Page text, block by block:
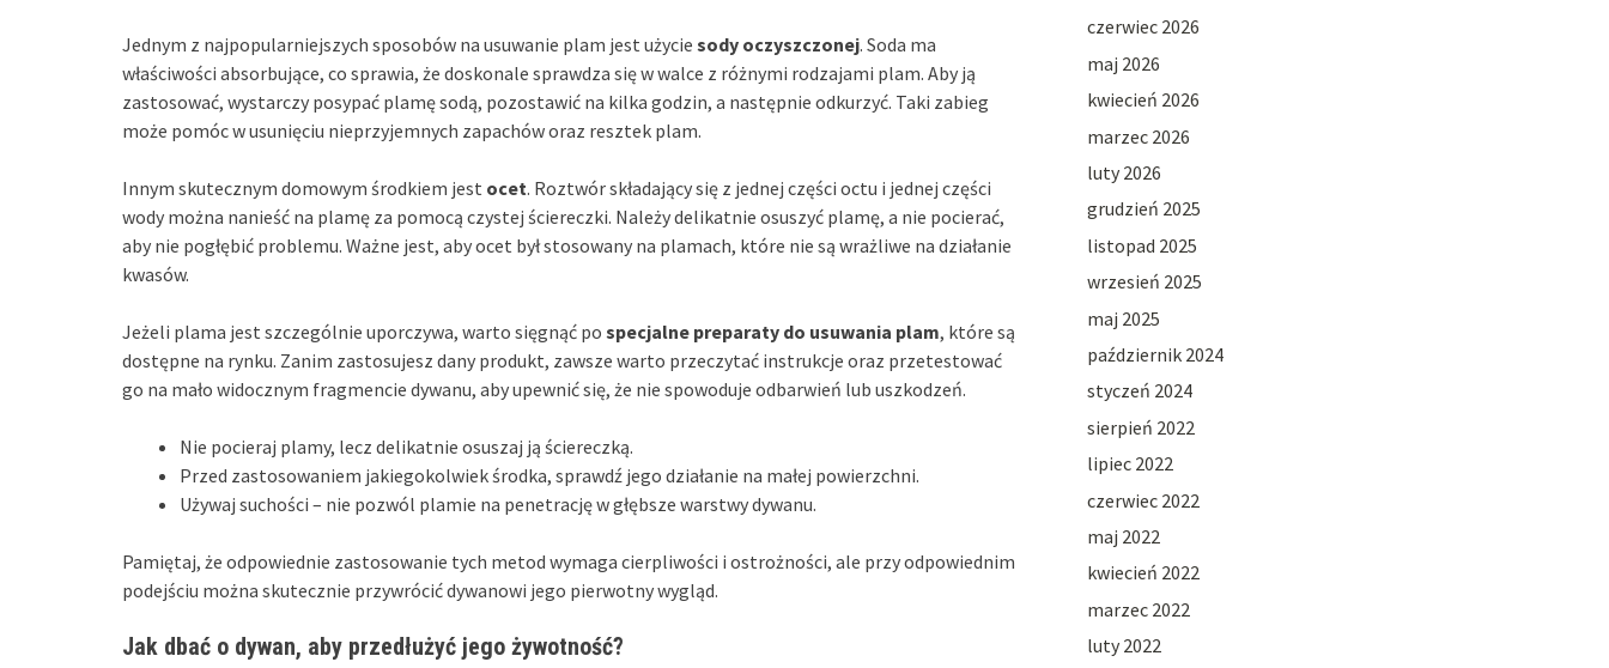
Jednym z najpopularniejszych sposobów na usuwanie plam jest użycie sody oczyszczonej. Soda ma
właściwości absorbujące, co sprawia, że doskonale sprawdza się w walce z różnymi rodzajami plam. Aby ją
zastosować, wystarczy posypać plamę sodą, pozostawić na kilka godzin, a następnie odkurzyć. Taki zabieg
może pomóc w usunięciu nieprzyjemnych zapachów oraz resztek plam.
Innym skutecznym domowym środkiem jest ocet. Roztwór składający się z jednej części octu i jednej części
wody można nanieść na plamę za pomocą czystej ściereczki. Należy delikatnie osuszyć plamę, a nie pocierać,
aby nie pogłębić problemu. Ważne jest, aby ocet był stosowany na plamach, które nie są wrażliwe na działanie
kwasów.
Jeżeli plama jest szczególnie uporczywa, warto sięgnąć po specjalne preparaty do usuwania plam, które są
dostępne na rynku. Zanim zastosujesz dany produkt, zawsze warto przeczytać instrukcje oraz przetestować
go na mało widocznym fragmencie dywanu, aby upewnić się, że nie spowoduje odbarwień lub uszkodzeń.
Nie pocieraj plamy, lecz delikatnie osuszaj ją ściereczką.
Przed zastosowaniem jakiegokolwiek środka, sprawdź jego działanie na małej powierzchni.
Używaj suchości – nie pozwól plamie na penetrację w głębsze warstwy dywanu.
Pamiętaj, że odpowiednie zastosowanie tych metod wymaga cierpliwości i ostrożności, ale przy odpowiednim
podejściu można skutecznie przywrócić dywanowi jego pierwotny wygląd.
Jak dbać o dywan, aby przedłużyć jego żywotność?
czerwiec 2026
maj 2026
kwiecień 2026
marzec 2026
luty 2026
grudzień 2025
listopad 2025
wrzesień 2025
maj 2025
październik 2024
styczeń 2024
sierpień 2022
lipiec 2022
czerwiec 2022
maj 2022
kwiecień 2022
marzec 2022
luty 2022